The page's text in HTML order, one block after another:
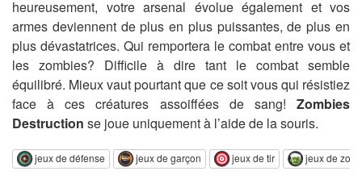
heureusement, votre arsenal évolue également et vos
armes deviennent de plus en plus puissantes, de plus en
plus dévastatrices. Qui remportera le combat entre vous et
les zombies? Difficile à dire tant le combat semble
équilibré. Mieux vaut pourtant que ce soit vous qui résistiez
face à ces créatures assoiffées de sang! Zombies
Destruction se joue uniquement à l’aide de la souris.
jeux de défense jeux de garçon jeux de tir jeux de